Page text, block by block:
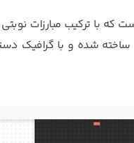
با ترکیب مبارزات نوبتی
شده و با گرافیک